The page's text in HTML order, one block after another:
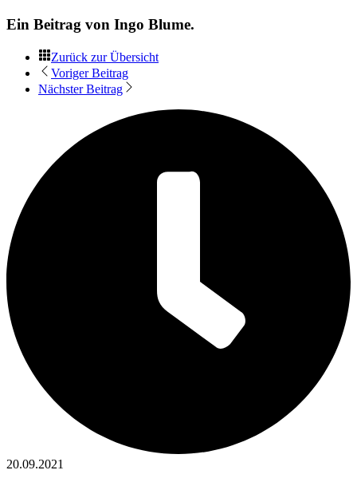
Ein Beitrag von Ingo Blume.
Zurück zur Übersicht
Voriger Beitrag
Nächster Beitrag
20.09.2021